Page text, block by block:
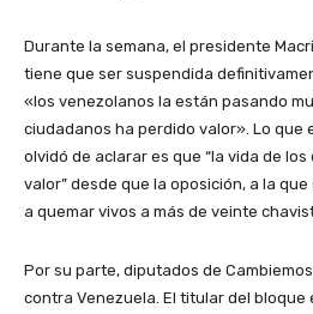
Durante la semana, el presidente
tiene que ser suspendida
«los venezolanos la están pasando
ciudadanos ha perdido valor». Lo que
olvidó de aclarar es que “la vida de
valor” desde que la oposición, a la
a quemar vivos a más de veinte
Por su parte, diputados de
contra Venezuela. El titular del bloque